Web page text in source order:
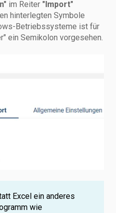
im Reiter "Import"
hinterlegten Symbole
Betriebssysteme ist für
ein Semikolon vorgesehen.
Excel ein anderes
wie